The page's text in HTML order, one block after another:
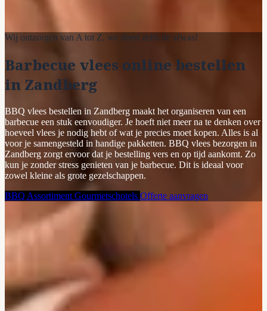
Wij ontzorgen van A tot Z, we doen zelfs de afwas!
Barbecue vlees online bestellen
in Zandberg
BBQ vlees bestellen in Zandberg maakt het organiseren van een
barbecue een stuk eenvoudiger. Je hoeft niet meer na te denken over
hoeveel vlees je nodig hebt of wat je precies moet kopen. Alles is al
voor je samengesteld in handige pakketten. BBQ vlees bezorgen in
Zandberg zorgt ervoor dat je bestelling vers en op tijd aankomt. Zo
kun je zonder stress genieten van je barbecue. Dit is ideaal voor
zowel kleine als grote gezelschappen.
BBQ Assortiment Gourmetschotels Offerte aanvragen